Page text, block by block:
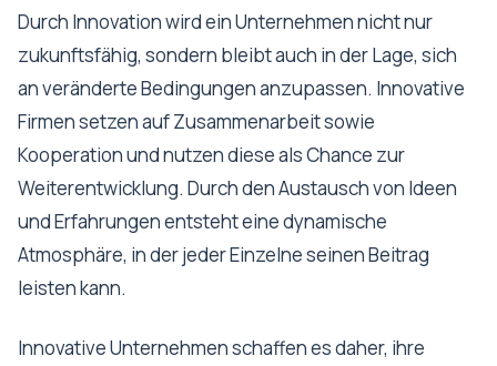
Durch Innovation wird ein Unternehmen nicht nur
zukunftsfähig, sondern bleibt auch in der Lage, sich
an veränderte Bedingungen anzupassen. Innovative
Firmen setzen auf Zusammenarbeit sowie
Kooperation und nutzen diese als Chance zur
Weiterentwicklung. Durch den Austausch von Ideen
und Erfahrungen entsteht eine dynamische
Atmosphäre, in der jeder Einzelne seinen Beitrag
leisten kann.
Innovative Unternehmen schaffen es daher, ihre